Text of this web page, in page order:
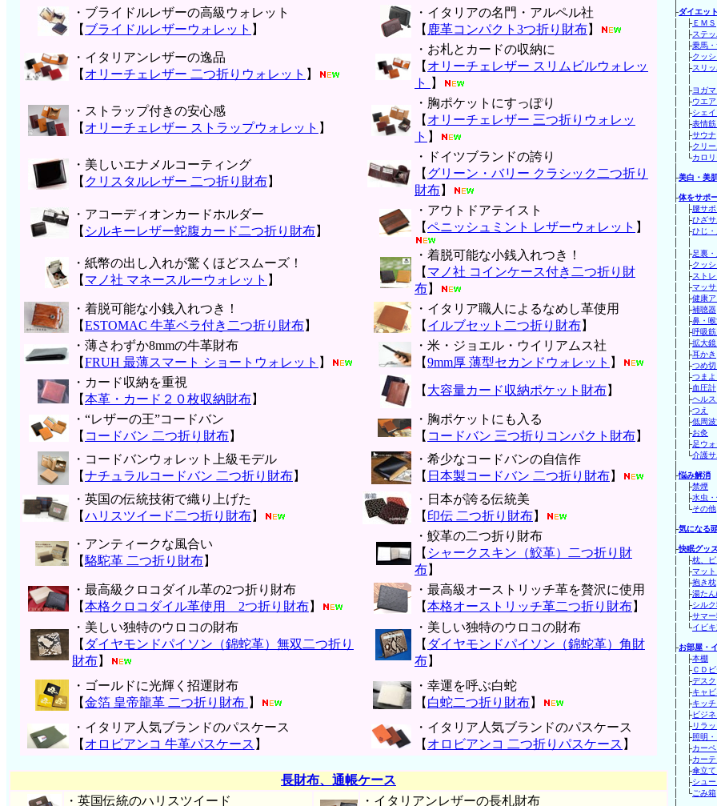
・ブライドルレザーの高級ウォレット
【 ブライドルレザーウォレット 】
・イタリアの名門・アルペル社
【 鹿革コンパクト3つ折り財布】
・イタリアンレザーの逸品
【 オリーチェレザー 二つ折りウォレット 】
・お札とカードの収納に
【 オリーチェレザー スリムビルウォレッ
ト
】
・ストラップ付きの安心感
【 オリーチェレザー ストラップウォレット 】
・胸ポケットにすっぽり
【 オリーチェレザー 三つ折りウォレッ
ト 】
・美しいエナメルコーティング
【 クリスタルレザー 二つ折り財布】
・ドイツブランドの誇り
【 グリーン・バリー クラシック二つ折り
財布】
・アコーディオンカードホルダー
【 シルキーレザー蛇腹カード二つ折り財布】
・アウトドアテイスト
【ペニッシュミント レザーウォレット 】
・紙幣の出し入れが驚くほどスムーズ！
【 マノ社 マネースルーウォレット 】
・着脱可能な小銭入れつき！
【 マノ社 コインケース付き二つ折り財
布】
・着脱可能な小銭入れつき！
【ESTOMAC 牛革ベラ付き二つ折り財布】
・イタリア職人によるなめし革使用
【 イルブセット二つ折り財布】
・薄さわずか8mmの牛革財布
【FRUH 最薄スマート ショートウォレット 】
・米・ジョエル・ウイリアムス社
【9mm厚 薄型セカンドウォレット 】
・カード収納を重視
【本革・カード２０枚収納財布】
【 大容量カード収納ポケット財布】
・“レザーの王”コードバン
【 コードバン 二つ折り財布】
・胸ポケットにも入る
【 コードバン 三つ折りコンパクト財布】
・コードバンウォレット上級モデル
【ナチュラルコードバン 二つ折り財布】
・希少なコードバンの自信作
【 日本製コードバン 二つ折り財布】
・英国の伝統技術で織り上げた
【ハリスツイード二つ折り財布】
・日本が誇る伝統美
【 印伝 二つ折り財布】
・アンティークな風合い
【駱駝革 二つ折り財布】
・鮫革の二つ折り財布
【 シャークスキン（鮫革）二つ折り財
布】
・最高級クロコダイル革の2つ折り財布
【本格クロコダイル革使用 2つ折り財布】
・最高級オーストリッチ革を贅沢に使用
【本格オーストリッチ革二つ折り財布】
・美しい独特のウロコの財布
【 ダイヤモンドパイソン（錦蛇革）無双二つ折り
財布】
・美しい独特のウロコの財布
【 ダイヤモンドパイソン（錦蛇革）角財
布】
・ゴールドに光輝く招運財布
【金箔 皇帝龍革 二つ折り財布 】
・幸運を呼ぶ白蛇
【 白蛇二つ折り財布】
・イタリア人気ブランドのパスケース
【 オロビアンコ 牛革パスケース 】
・イタリア人気ブランドのパスケース
【 オロビアンコ 二つ折りパスケース 】
長財布、通帳ケース
・英国伝統のハリスツイード
・イタリアンレザーの長札財布
├ダイエッ
│ ├ＥＭＳ
│ ├ステ
│ ├乗馬
│ ├クッ
│ ├スリ
│ ├ヨガ
│ ├ウエ
│ ├シェ
│ ├表情
│ ├サウナ
│ ├クリ
│ └カロ
├美白・美
├体をサポ
│ ├腰サ
│ ├ひざ
│ ├ひじ
│ ├足裏
│ ├クッ
│ ├スト
│ ├マッ
│ ├健康
│ ├補聴器
│ ├鼻・
│ ├呼吸
│ ├拡大
│ ├耳かき
│ ├つめ
│ ├つま
│ ├血圧計
│ ├ヘル
│ ├つえ
│ ├低周
│ ├お灸
│ ├足ウ
│ └介護
├悩み解消
│ ├禁煙
│ ├水虫
│ └その他
├気になる
├快眠グッ
│ ├枕、
│ ├マッ
│ ├抱き枕
│ ├湯た
│ ├シル
│ ├サマ
│ └イビ
├お部屋・
│ ├本棚
│ ├ＣＤ
│ ├デスク
│ ├キャ
│ ├キッ
│ ├ビジ
│ ├リラ
│ ├照明
│ ├カー
│ ├カー
│ ├傘立
│ ├シュ
│ └ごみ箱